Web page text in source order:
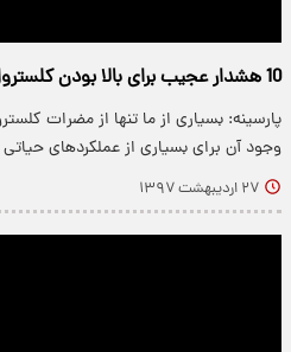
10 هشدار عجیب برای بالا بودن کلسترول!
پارسینه: بسیاری از ما تنها از مضرات
وجود آن برای بسیاری از عملکردهای
۲۷ اردیبهشت ۱۳۹۷